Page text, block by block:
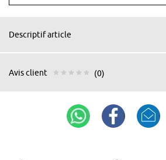
Descriptif article
Avis client (0)